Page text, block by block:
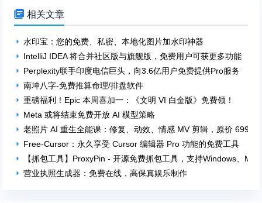
 相关文章
水印宝：您的免费、私密、本地化图片加水印神器
IntelliJ IDEA 将合并社区版与旗舰版，免费用户可获更多功能
Perplexity联手印度电信巨头，向3.6亿用户免费提供Pro服务
南坤八字-免费推算命理/排盘软件
重磅福利！Epic 本周喜加一：《文明 VI 白金版》免费领！
Meta 或将结束免费开放 AI 模型策略
老照片 AI 重生全能课：修复、动效、情感 MV 剪辑，原价 699
Free-Cursor：永久享受 Cursor 编辑器 Pro 功能的免费工具
【抓包工具】ProxyPin - 开源免费抓包工具，支持Windows、
营业执照生成器：免费在线，高保真娱乐制作